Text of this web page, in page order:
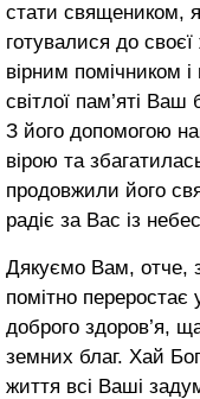
стати священиком,
готувалися до
вірним помічником
світлої пам’яті
З його допомогою
вірою та
продовжили його
радіє за Вас із
Дякуємо Вам, отче,
помітно переростає
доброго здоров’я,
земних благ. Хай
життя всі Ваші